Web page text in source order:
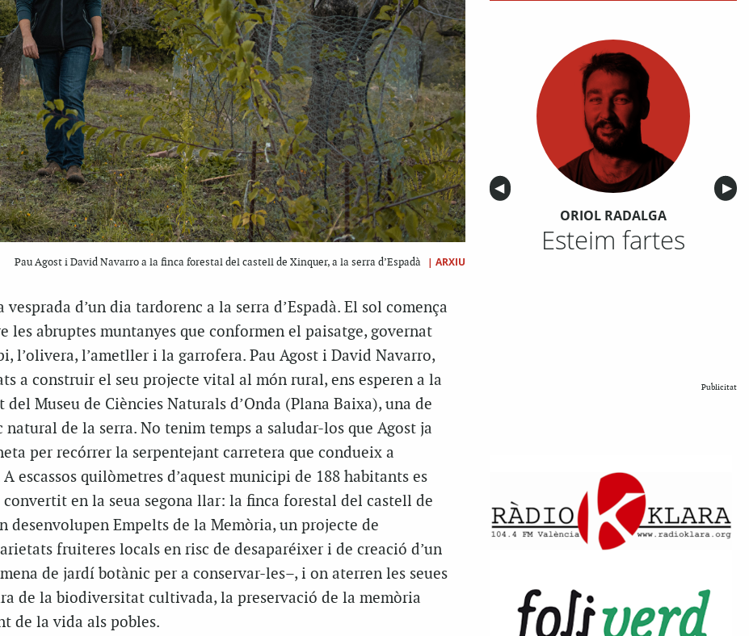
Pau Agost i David Navarro a la finca forestal del castell de Xinquer, a la serra d’Espadà | ARXIU
vesprada d’un dia tardorenc a la serra d’Espadà. El sol comença
les abruptes muntanyes que conformen el paisatge, governat
l’olivera, l’ametller i la garrofera. Pau Agost i David Navarro,
a construir el seu projecte vital al món rural, ens esperen a la
del Museu de Ciències Naturals d’Onda (Plana Baixa), una de
natural de la serra. No tenim temps a saludar-los que Agost ja
per recórrer la serpentejant carretera que condueix a
A escassos quilòmetres d’aquest municipi de 188 habitants es
convertit en la seua segona llar: la finca forestal del castell de
desenvolupen Empelts de la Memòria, un projecte de
fruiteres locals en risc de desaparéixer i de creació d’un
de jardí botànic per a conservar-les–, i on aterren les seues
de la biodiversitat cultivada, la preservació de la memòria
de la vida als pobles.
Anterior
◀︎ ▶︎
ORIOL RADALGA
Esteim fartes
Publicitat